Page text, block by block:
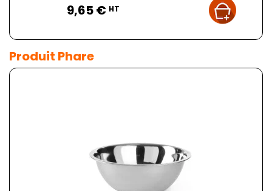
9,65 € HT
Produit Phare